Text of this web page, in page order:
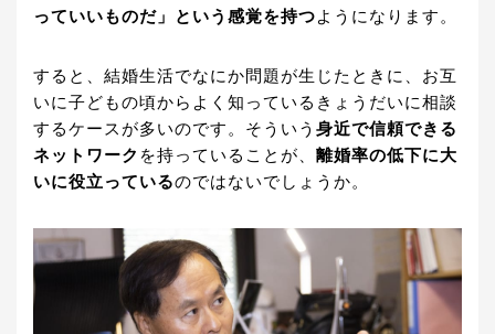
っていいものだ」という感覚を持つようになります。
すると、結婚生活でなにか問題が生じたときに、お互
いに子どもの頃からよく知っているきょうだいに相談
するケースが多いのです。そういう 身近で信頼できる
ネットワーク を持っていることが、 離婚率の低下に大
いに役立っているのではないでしょうか。